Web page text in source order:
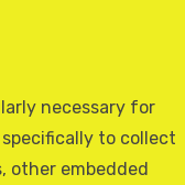
necessary for
to collect
other embedded